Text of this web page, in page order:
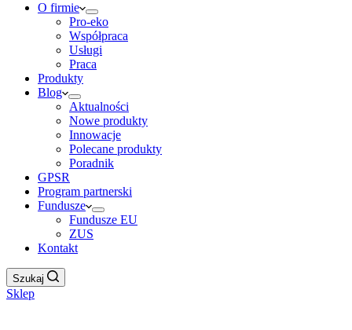
O firmie
Pro-eko
Współpraca
Usługi
Praca
Produkty
Blog
Aktualności
Nowe produkty
Innowacje
Polecane produkty
Poradnik
GPSR
Program partnerski
Fundusze
Fundusze EU
ZUS
Kontakt
Szukaj
Sklep